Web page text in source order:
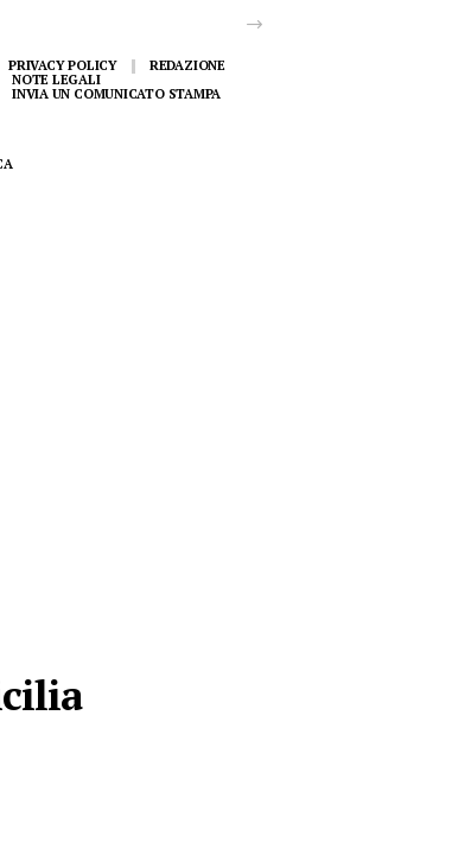
PRIVACY POLICY
REDAZIONE
NOTE LEGALI
INVIA UN COMUNICATO STAMPA